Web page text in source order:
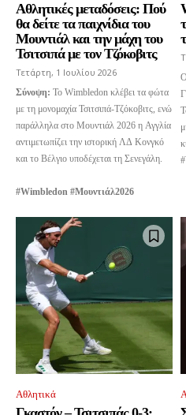
Ενταχθείτε στην
Αθλητικές μεταδόσεις: Πού
θα δείτε τα παιχνίδια του
Μουντιάλ και την μάχη του
Τσιτσιπά με τον Τζόκοβιτς
Τετάρτη, 1 Ιουλίου 2026
Σύνοψη: Το Wimbledon κλέβει τα φώτα
με τη μονομαχία Τσιτσιπά-Τζόκοβιτς, ενώ
παράλληλα στο Μουντιάλ 2026 η Αγγλία
αντιμετωπίζει την ιστορική ΛΔ Κονγκό
και το Βέλγιο υποδέχεται τη Σενεγάλη.
#Wimbledon #Μουντιάλ2026
Αθλητικά